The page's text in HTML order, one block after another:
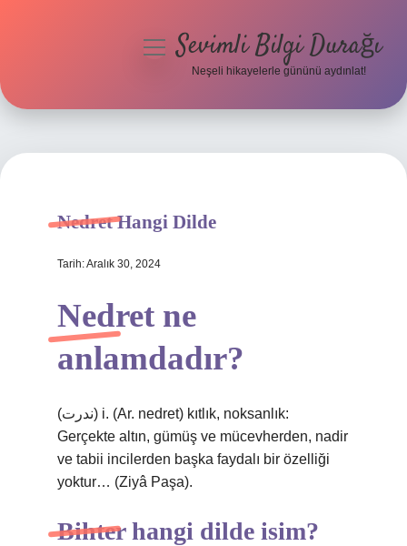
Hakkımızda
menüyüSevimli Bilgi Durağı
Neşeli hikayelerle gününü aydınlat!
Nedret Hangi Dilde
Tarih: Aralık 30, 2024
Nedret ne
anlamdadır?
(ﻧﺪﺭﺕ) i. (Ar. nedret) kıtlık, noksanlık:
Gerçekte altın, gümüş ve mücevherden, nadir
ve tabii incilerden başka faydalı bir özelliği
yoktur… (Ziyâ Paşa).
Bihter hangi dilde isim?